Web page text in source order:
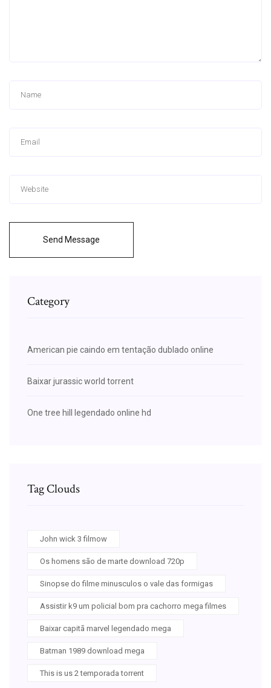
Send Message
Category
American pie caindo em tentação dublado online
Baixar jurassic world torrent
One tree hill legendado online hd
Tag Clouds
John wick 3 filmow
Os homens são de marte download 720p
Sinopse do filme minusculos o vale das formigas
Assistir k9 um policial bom pra cachorro mega filmes
Baixar capitã marvel legendado mega
Batman 1989 download mega
This is us 2 temporada torrent